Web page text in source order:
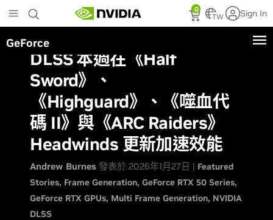
to
main
content
0
TW Sign In
GeForce
DLSS 本週在《Half
Sword》、
《Highguard》、《噬血代
碼 II》與《ARC Raiders》
Headwinds 更新加速效能
Andrew Burnes 發表於 2026年1月27日 | Featured
Stories Frame Generation GeForce RTX 50 Series
GeForce RTX GPUs Multi Frame Generation NVIDIA
DLSS